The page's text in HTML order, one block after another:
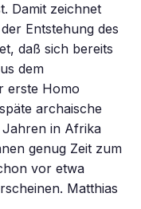
Damit zeichnet
Entstehung des
daß sich bereits
dem
erste Homo
archaische
in Afrika
genug Zeit zum
vor etwa
Matthias